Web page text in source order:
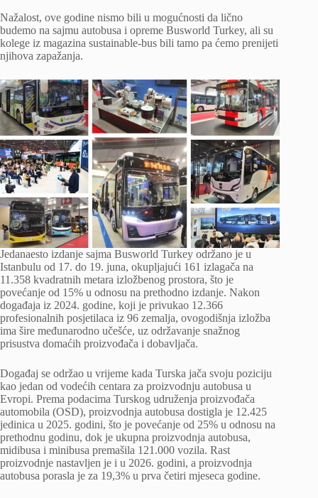
Nažalost, ove godine nismo bili u mogućnosti da lično
budemo na sajmu autobusa i opreme Busworld Turkey, ali su
kolege iz magazina sustainable-bus bili tamo pa ćemo prenijeti
njihova zapažanja.
Jedanaesto izdanje sajma Busworld Turkey održano je u
Istanbulu od 17. do 19. juna, okupljajući 161 izlagača na
11.358 kvadratnih metara izložbenog prostora, što je
povećanje od 15% u odnosu na prethodno izdanje. Nakon
događaja iz 2024. godine, koji je privukao 12.366
profesionalnih posjetilaca iz 96 zemalja, ovogodišnja izložba
ima šire međunarodno učešće, uz održavanje snažnog
prisustva domaćih proizvođača i dobavljača.
Događaj se održao u vrijeme kada Turska jača svoju poziciju
kao jedan od vodećih centara za proizvodnju autobusa u
Evropi. Prema podacima Turskog udruženja proizvođača
automobila (OSD), proizvodnja autobusa dostigla je 12.425
jedinica u 2025. godini, što je povećanje od 25% u odnosu na
prethodnu godinu, dok je ukupna proizvodnja autobusa,
midibusa i minibusa premašila 121.000 vozila. Rast
proizvodnje nastavljen je i u 2026. godini, a proizvodnja
autobusa porasla je za 19,3% u prva četiri mjeseca godine.